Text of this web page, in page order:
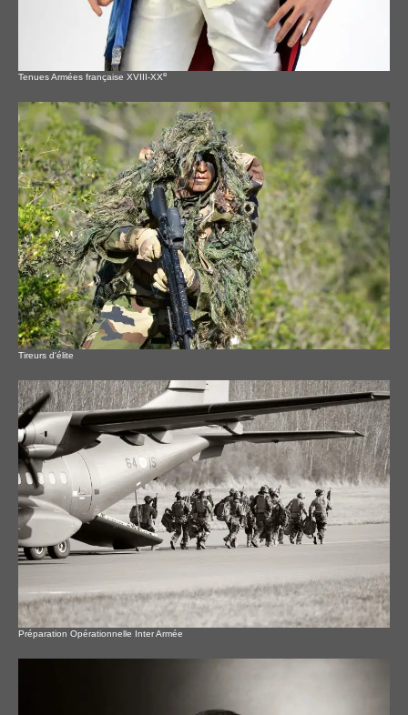
Tenues Armées française XVIII-XXe
Tireurs d'élite
Préparation Opérationnelle Inter Armée